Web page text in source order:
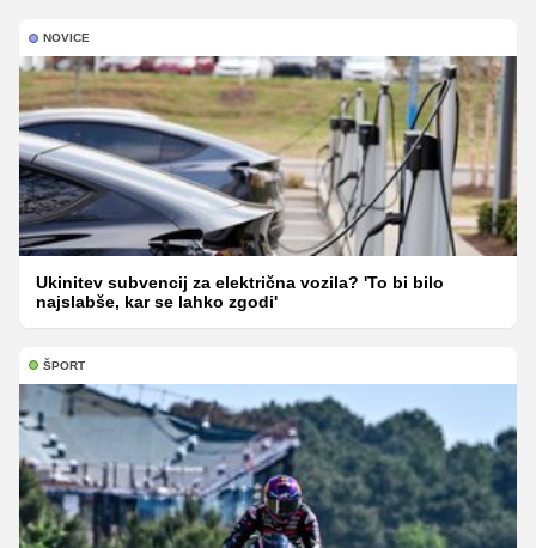
NOVICE
Ukinitev subvencij za električna vozila? 'To bi bilo
najslabše, kar se lahko zgodi'
ŠPORT